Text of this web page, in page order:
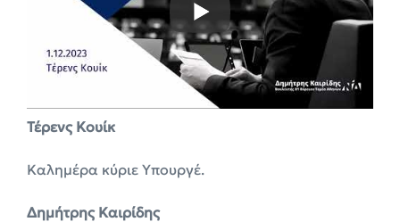
Τέρενς Κουίκ
Καλημέρα κύριε Υπουργέ.
Δημήτρης Καιρίδης